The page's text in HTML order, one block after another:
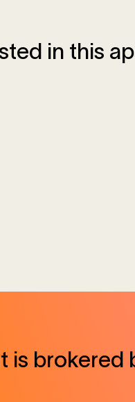
in this
is brokered